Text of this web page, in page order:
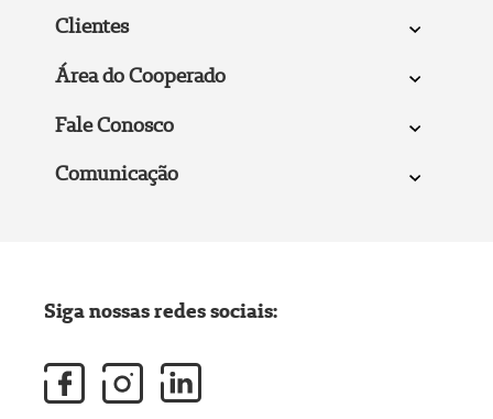
Clientes
Área do Cooperado
Fale Conosco
Comunicação
Siga nossas redes sociais: